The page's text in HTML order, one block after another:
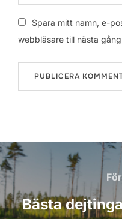
Spara mitt namn, e-
webbläsare till nästa
Bästa